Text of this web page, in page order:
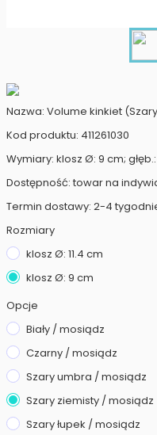
Nazwa: Volume kinkiet
Kod produktu: 411261030
Wymiary: klosz Ø: 9 cm; głęb.:
Dostępność: towar na
Termin dostawy: 2-4
Rozmiary
klosz Ø: 11.4 cm
klosz Ø: 9 cm
Opcje
Biały / mosiądz
Czarny / mosiądz
Szary umbra / mosiądz
Szary ziemisty / mosiądz
Szary łupek / mosiądz